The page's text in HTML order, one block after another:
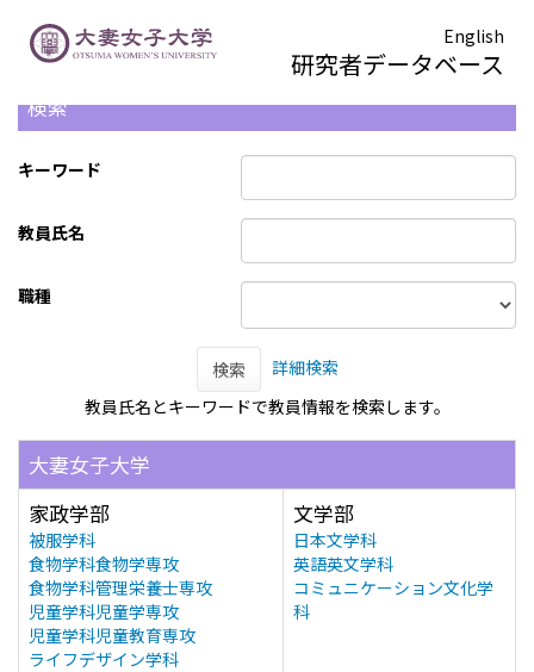
English
研究者データベース
検索
キーワード
教員氏名
職種
検索
詳細検索
教員氏名とキーワードで教員情報を検索します。
大妻女子大学
家政学部
被服学科
食物学科食物学専攻
食物学科管理栄養士専攻
児童学科児童学専攻
児童学科児童教育専攻
ライフデザイン学科
文学部
日本文学科
英語英文学科
コミュニケーション文化学
科